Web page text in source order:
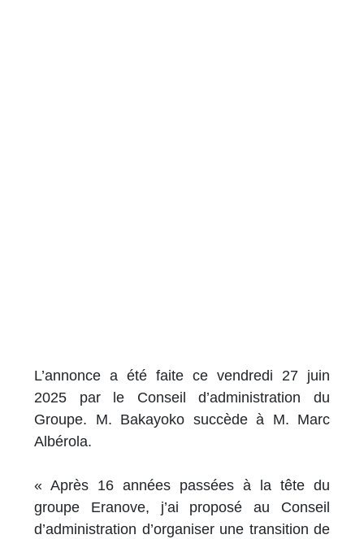
L’annonce a été faite ce vendredi 27 juin
2025 par le Conseil d’administration du
Groupe. M. Bakayoko succède à M. Marc
Albérola.
« Après 16 années passées à la tête du
groupe Eranove, j’ai proposé au Conseil
d’administration d’organiser une transition de